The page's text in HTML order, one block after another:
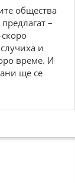
общества
–
и
време. И
ще се